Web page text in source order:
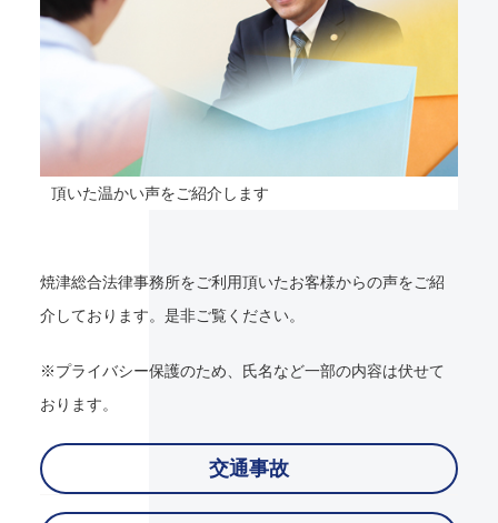
頂いた温かい声をご紹介します
焼津総合法律事務所をご利用頂いたお客様からの声をご紹
介しております。是非ご覧ください。
※プライバシー保護のため、氏名など一部の内容は伏せて
おります。
交通事故